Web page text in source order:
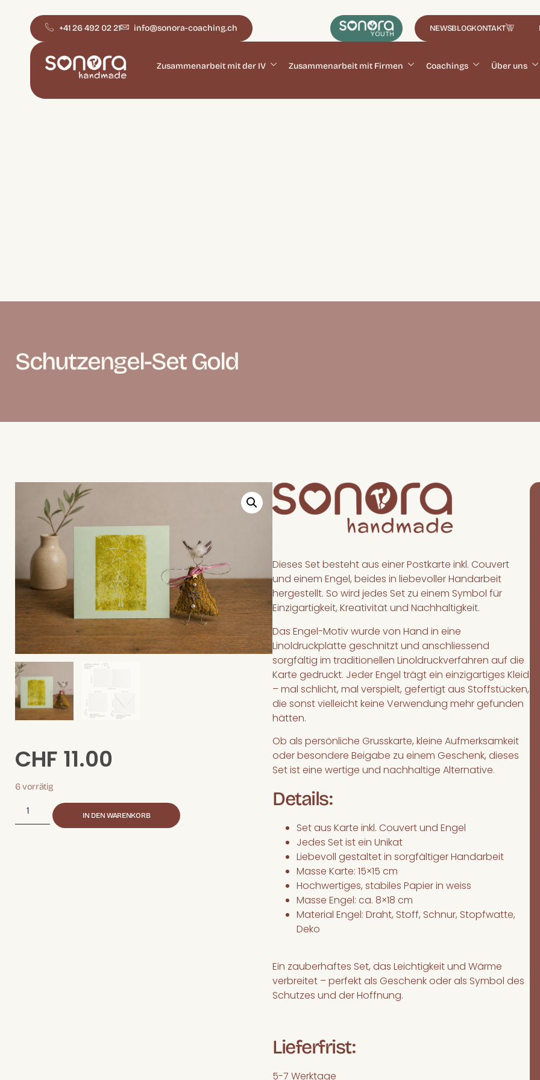
+41 26 492 02 21 info@sonora-coaching.ch NEWSBLOGKONTAKT
Zusammenarbeit mit der IV Zusammenarbeit mit Firmen Coachings Über uns
Schutzengel-Set Gold
CHF 11.00
6 vorrätig
IN DEN WARENKORB
Dieses Set besteht aus einer Postkarte inkl. Couvert
und einem Engel, beides in liebevoller Handarbeit
hergestellt. So wird jedes Set zu einem Symbol für
Einzigartigkeit, Kreativität und Nachhaltigkeit.
Das Engel-Motiv wurde von Hand in eine
Linoldruckplatte geschnitzt und anschliessend
sorgfältig im traditionellen Linoldruckverfahren auf die
Karte gedruckt. Jeder Engel trägt ein einzigartiges Kleid
– mal schlicht, mal verspielt, gefertigt aus Stoffstücken,
die sonst vielleicht keine Verwendung mehr gefunden
hätten.
Ob als persönliche Grusskarte, kleine Aufmerksamkeit
oder besondere Beigabe zu einem Geschenk, dieses
Set ist eine wertige und nachhaltige Alternative.
Details:
Set aus Karte inkl. Couvert und Engel
Jedes Set ist ein Unikat
Liebevoll gestaltet in sorgfältiger Handarbeit
Masse Karte: 15×15 cm
Hochwertiges, stabiles Papier in weiss
Masse Engel: ca. 8×18 cm
Material Engel: Draht, Stoff, Schnur, Stopfwatte,
Deko
Ein zauberhaftes Set, das Leichtigkeit und Wärme
verbreitet – perfekt als Geschenk oder als Symbol des
Schutzes und der Hoffnung.
Lieferfrist:
5-7 Werktage